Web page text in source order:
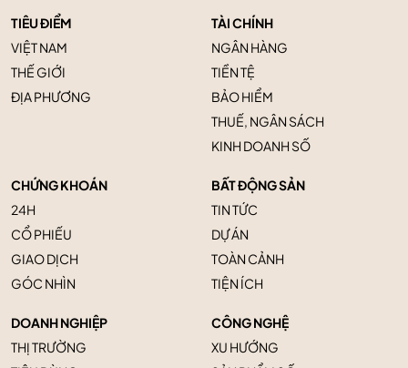
TIÊU ĐIỂM
VIỆT NAM
THẾ GIỚI
ĐỊA PHƯƠNG
TÀI CHÍNH
NGÂN HÀNG
TIỀN TỆ
BẢO HIỂM
THUẾ, NGÂN SÁCH
KINH DOANH SỐ
CHỨNG KHOÁN
24H
CỔ PHIẾU
GIAO DỊCH
GÓC NHÌN
BẤT ĐỘNG SẢN
TIN TỨC
DỰ ÁN
TOÀN CẢNH
TIỆN ÍCH
DOANH NGHIỆP
THỊ TRƯỜNG
CÔNG NGHỆ
XU HƯỚNG